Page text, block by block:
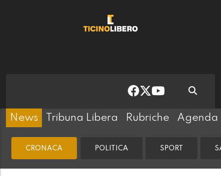
News Tribuna Libera Rubriche Agenda
CRONACA POLITICA SPORT